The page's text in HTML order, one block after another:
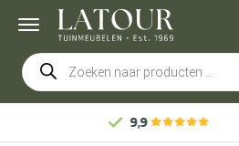
Producten
zoeken